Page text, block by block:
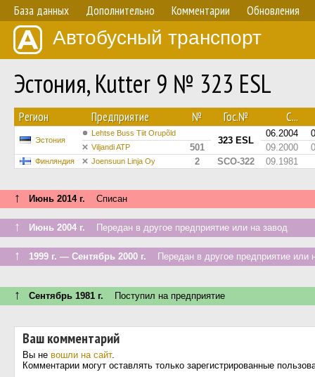
База данных Дополнительно Комментарии Обновления
Автобусный транспорт
Эстония, Kutter 9 № 323 ESL
Регион Предприятие № Гос.№ С...
Эстония
Lehtse Buss Tiit Orupõld
323 ESL
06.2004
Viljandi ATP 501 09.2000
Финляндия Joensuun Linja Oy 2 SCO-322 09.1981
↑ Июнь 2014 г. Списан
↑ Июнь 2004 г. Передан в другое предприятие или на завод
↑ 1999 г. — Сентябрь 2000 г. Передан в другое предприятие или
↑ Сентябрь 1981 г. Поступил на предприятие
Ваш комментарий
Вы не вошли на сайт.
Комментарии могут оставлять только зарегистрированные